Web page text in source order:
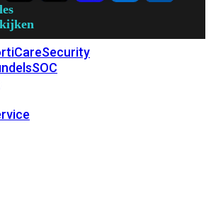
Security
SOC